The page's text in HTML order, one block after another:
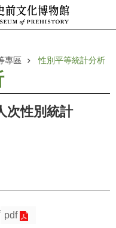
專區 性別平等統計分析
次性別統計
pdf